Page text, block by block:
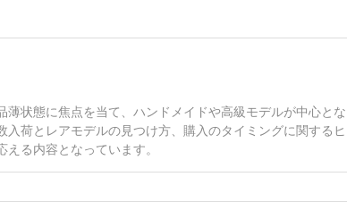
状態に焦点を当て、ハンドメイドや高級モデルが中心とな
荷とレアモデルの見つけ方、購入のタイミングに関するヒ
る内容となっています。